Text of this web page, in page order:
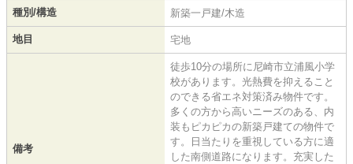
種別/構造 新築一戸建/木造
地目 宅地
備考
徒歩10分の場所に尼崎市立浦風小学
校があります。光熱費を抑えること
のできる省エネ対策済み物件です。
多くの方から高いニーズのある、内
装もピカピカの新築戸建ての物件で
す。日当たりを重視している方に適
した南側道路になります。充実した